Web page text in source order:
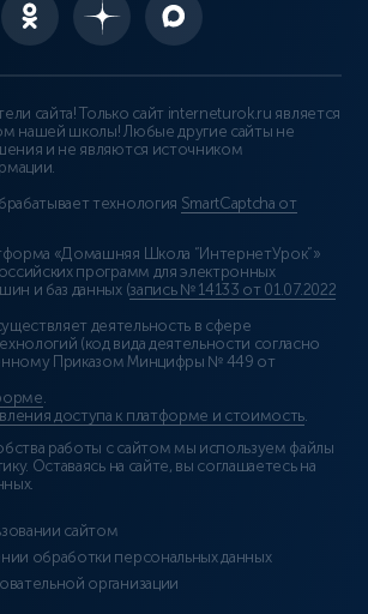
сайта! Только сайт interneturok.ru является
нашей школы! Любые другие сайты не
и не являются источником
технология SmartCaptcha от
«Домашняя Школа “ИнтернетУрок”»
программ для электронных
и баз данных (запись № 14133 от 01.07.2022
деятельность в сфере
(код вида деятельности согласно
Приказом Минцифры № 449 от
.
доступа к платформе и стоимость.
работы с сайтом мы используем файлы
Оставаясь на сайте, вы соглашаетесь на
сайтом
обработки персональных данных
организации